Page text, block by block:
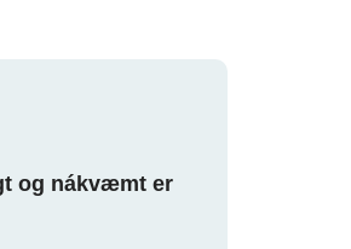
og nákvæmt er